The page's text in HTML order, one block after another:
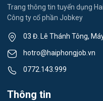
Lái xe
Tiếng Nhật
Du lịch
Việc làm Nam Đồng
Việc làm Tân Hưng
Trang thông tin tuyển dụng
Công ty cổ phần Jobkey
03 Đ. Lê Thánh Tông,
hotro@haiphongjob.vn
0772.143.999
Thông tin